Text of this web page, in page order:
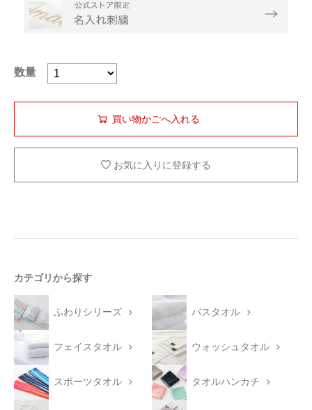
数量
お気に入りに登録する
カテゴリから探す
ふわりシリーズ バスタオル
フェイスタオル ウォッシュタオル
スポーツタオル タオルハンカチ